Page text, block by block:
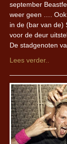
september
weer geen …. Ook
in de (bar van de)
voor de deur
De stadgenoten
Lees verder..